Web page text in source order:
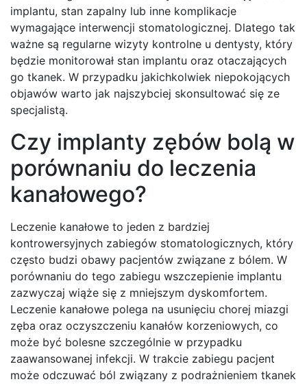
implantu, stan zapalny lub inne komplikacje
wymagające interwencji stomatologicznej. Dlatego tak
ważne są regularne wizyty kontrolne u dentysty, który
będzie monitorował stan implantu oraz otaczających
go tkanek. W przypadku jakichkolwiek niepokojących
objawów warto jak najszybciej skonsultować się ze
specjalistą.
Czy implanty zębów bolą w
porównaniu do leczenia
kanałowego?
Leczenie kanałowe to jeden z bardziej
kontrowersyjnych zabiegów stomatologicznych, który
często budzi obawy pacjentów związane z bólem. W
porównaniu do tego zabiegu wszczepienie implantu
zazwyczaj wiąże się z mniejszym dyskomfortem.
Leczenie kanałowe polega na usunięciu chorej miazgi
zęba oraz oczyszczeniu kanałów korzeniowych, co
może być bolesne szczególnie w przypadku
zaawansowanej infekcji. W trakcie zabiegu pacjent
może odczuwać ból związany z podrażnieniem tkanek